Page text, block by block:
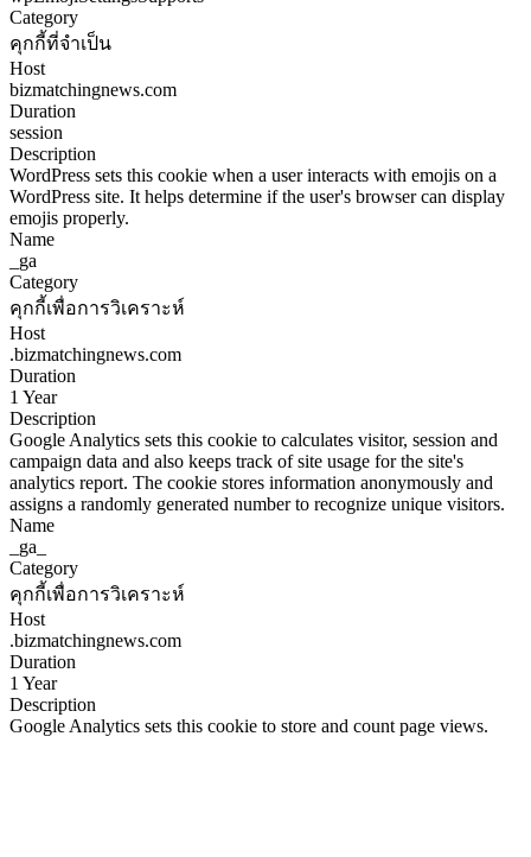
Category
คุกกี้ที่จำเป็น
Host
bizmatchingnews.com
Duration
session
Description
WordPress sets this cookie when a user interacts with emojis on a
WordPress site. It helps determine if the user's browser can display
emojis properly.
Name
_ga
Category
คุกกี้เพื่อการวิเคราะห์
Host
.bizmatchingnews.com
Duration
1 Year
Description
Google Analytics sets this cookie to calculates visitor, session and
campaign data and also keeps track of site usage for the site's
analytics report. The cookie stores information anonymously and
assigns a randomly generated number to recognize unique visitors.
Name
_ga_
Category
คุกกี้เพื่อการวิเคราะห์
Host
.bizmatchingnews.com
Duration
1 Year
Description
Google Analytics sets this cookie to store and count page views.